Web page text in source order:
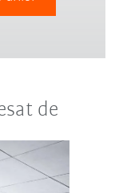
de